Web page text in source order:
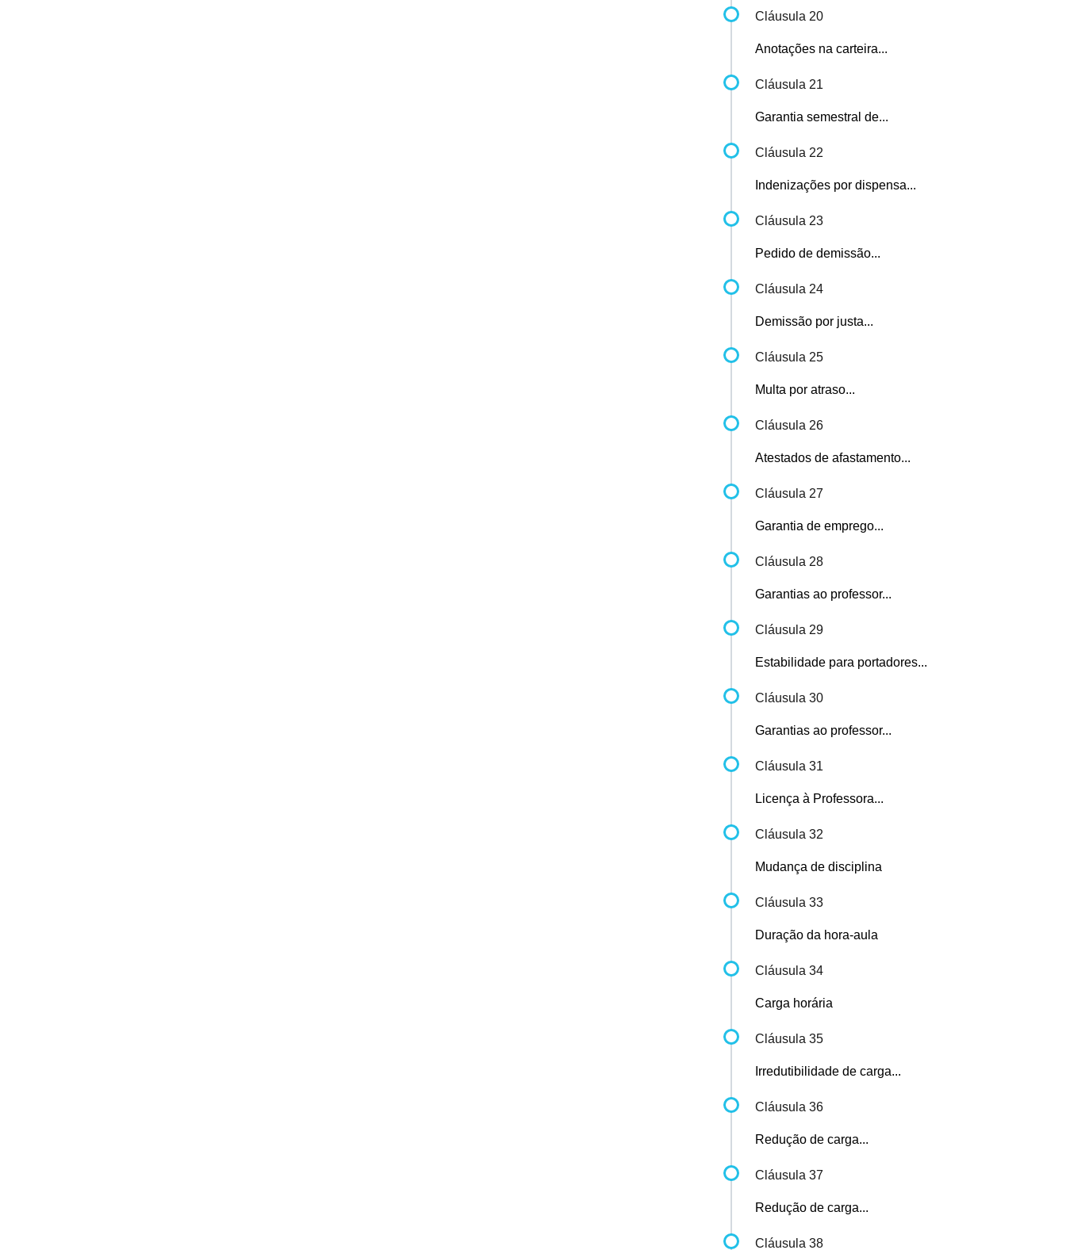
Cláusula 20
Anotações na carteira...
Cláusula 21
Garantia semestral de...
Cláusula 22
Indenizações por dispensa...
Cláusula 23
Pedido de demissão...
Cláusula 24
Demissão por justa...
Cláusula 25
Multa por atraso...
Cláusula 26
Atestados de afastamento...
Cláusula 27
Garantia de emprego...
Cláusula 28
Garantias ao professor...
Cláusula 29
Estabilidade para portadores...
Cláusula 30
Garantias ao professor...
Cláusula 31
Licença à Professora...
Cláusula 32
Mudança de disciplina
Cláusula 33
Duração da hora-aula
Cláusula 34
Carga horária
Cláusula 35
Irredutibilidade de carga...
Cláusula 36
Redução de carga...
Cláusula 37
Redução de carga...
Cláusula 38